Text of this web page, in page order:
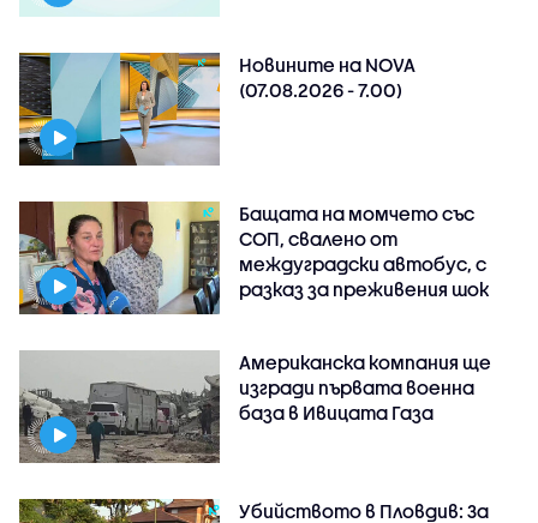
Новините на NOVA
(07.08.2026 - 7.00)
Бащата на момчето със
СОП, свалено от
междуградски автобус, с
разказ за преживения шок
Американска компания ще
изгради първата военна
база в Ивицата Газа
Убийството в Пловдив: За